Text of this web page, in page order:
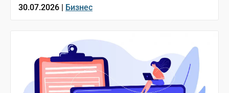
30.07.2026 | Бизнес